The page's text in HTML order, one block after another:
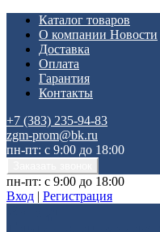
Каталог товаров
О компании Новости
Доставка
Оплата
Гарантия
Контакты
+7 (383) 235-94-83
zgm-prom@bk.ru
пн-пт: с 9:00 до 18:00
пн-пт: с 9:00 до 18:00
Вход | Регистрация